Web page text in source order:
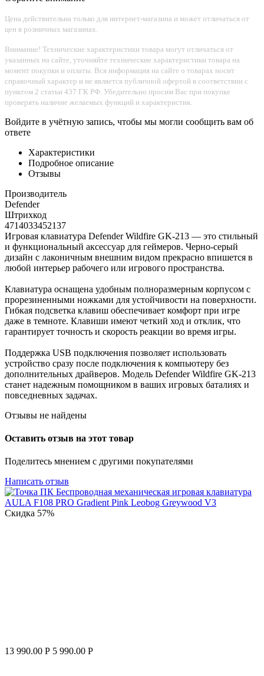
Цена действительна только для интернет-магазина и может отличаться от
цен в розничных магазинах.
Внимание! Технические характеристики товара могут отличаться от
указанных на сайте, уточняйте технические характеристики товара на
момент покупки и оплаты. Вся информация на сайте о товарах носит
справочный характер и не является публичной офертой в соответствии с
пунктом 2 статьи 437 ГК РФ. Убедительно просим Вас при покупке
проверять наличие желаемых функций и характеристик.
Войдите в учётную запись, чтобы мы могли сообщить вам об
ответе
Характеристики
Подробное описание
Отзывы
Производитель
Defender
Штрихкод
4714033452137
Игровая клавиатура Defender Wildfire GK-213 — это стильный
и функциональный аксессуар для геймеров. Черно-серый
дизайн с лаконичным внешним видом прекрасно впишется в
любой интерьер рабочего или игрового пространства.
Клавиатура оснащена удобным полноразмерным корпусом с
прорезиненными ножками для устойчивости на поверхности.
Гибкая подсветка клавиш обеспечивает комфорт при игре
даже в темноте. Клавиши имеют четкий ход и отклик, что
гарантирует точность и скорость реакции во время игры.
Поддержка USB подключения позволяет использовать
устройство сразу после подключения к компьютеру без
дополнительных драйверов. Модель Defender Wildfire GK-213
станет надежным помощником в ваших игровых баталиях и
повседневных задачах.
Отзывы не найдены
Оставить отзыв на этот товар
Поделитесь мнением с другими покупателями
Написать отзыв
Скидка 57%
13 990.00 Р 5 990.00 Р